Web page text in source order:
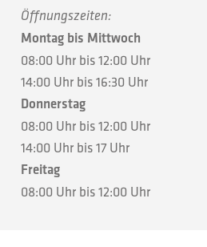
Öffnungszeiten:
Montag bis Mittwoch
08:00 Uhr bis 12:00 Uhr
14:00 Uhr bis 16:30 Uhr
Donnerstag
08:00 Uhr bis 12:00 Uhr
14:00 Uhr bis 17 Uhr
Freitag
08:00 Uhr bis 12:00 Uhr